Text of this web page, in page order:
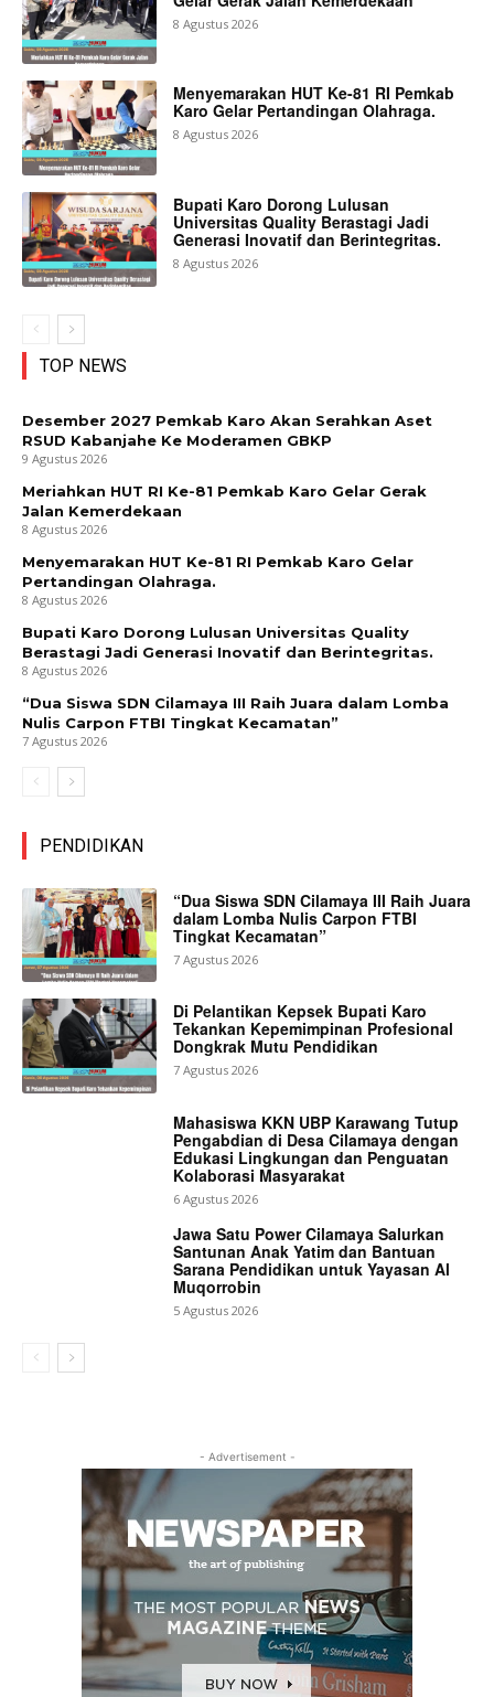
8 Agustus 2026
Menyemarakan HUT Ke-81 RI Pemkab
Karo Gelar Pertandingan Olahraga.
8 Agustus 2026
Bupati Karo Dorong Lulusan
Universitas Quality Berastagi Jadi
Generasi Inovatif dan Berintegritas.
8 Agustus 2026
TOP NEWS
Desember 2027 Pemkab Karo Akan Serahkan Aset
RSUD Kabanjahe Ke Moderamen GBKP
9 Agustus 2026
Meriahkan HUT RI Ke-81 Pemkab Karo Gelar Gerak
Jalan Kemerdekaan
8 Agustus 2026
Menyemarakan HUT Ke-81 RI Pemkab Karo Gelar
Pertandingan Olahraga.
8 Agustus 2026
Bupati Karo Dorong Lulusan Universitas Quality
Berastagi Jadi Generasi Inovatif dan Berintegritas.
8 Agustus 2026
“Dua Siswa SDN Cilamaya III Raih Juara dalam Lomba
Nulis Carpon FTBI Tingkat Kecamatan”
7 Agustus 2026
PENDIDIKAN
“Dua Siswa SDN Cilamaya III Raih Juara
dalam Lomba Nulis Carpon FTBI
Tingkat Kecamatan”
7 Agustus 2026
Di Pelantikan Kepsek Bupati Karo
Tekankan Kepemimpinan Profesional
Dongkrak Mutu Pendidikan
7 Agustus 2026
Mahasiswa KKN UBP Karawang Tutup
Pengabdian di Desa Cilamaya dengan
Edukasi Lingkungan dan Penguatan
Kolaborasi Masyarakat
6 Agustus 2026
Jawa Satu Power Cilamaya Salurkan
Santunan Anak Yatim dan Bantuan
Sarana Pendidikan untuk Yayasan Al
Muqorrobin
5 Agustus 2026
- Advertisement -